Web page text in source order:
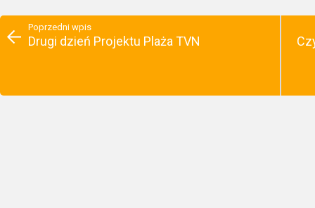
Poprzedni wpis
Drugi dzień Projektu Plaża TVN